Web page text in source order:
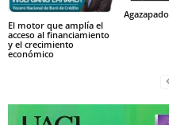
El motor que amplía el
acceso al financiamiento
y el crecimiento
económico
Agazapado